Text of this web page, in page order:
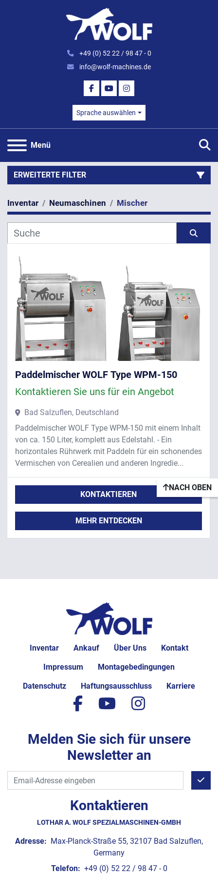
+49 (0) 52 22 / 98 47 - 0
info@wolf-machines.de
FACEBOOK
YOUTUBEINSTAGRAM
Sprache auswählen
Menü
ERWEITERTE FILTER
Kategorie
Hersteller
Modell
Jahr
ANWENDEN
Inventar Neumaschinen Mischer
Paddelmischer WOLF Type WPM-150
Kontaktieren Sie uns für ein Angebot
Bad Salzuflen, Deutschland
Paddelmischer WOLF Type WPM-150 mit einem Inhalt
von ca. 150 Liter, komplett aus Edelstahl. - Ein
horizontales Rührwerk mit Paddeln für ein schonendes
Vermischen von Cerealien und anderen Ingredie...
KONTAKTIEREN
MEHR ENTDECKEN
NACH OBEN
Inventar Ankauf Über Uns Kontakt
Impressum Montagebedingungen
Datenschutz Haftungsausschluss Karriere
Kontaktieren
LOTHAR A. WOLF SPEZIALMASCHINEN-GMBH
Adresse: Max-Planck-Straße 55, 32107 Bad Salzuflen,
Germany
Telefon: +49 (0) 52 22 / 98 47 - 0
facebook
youtubeinstagram
Melden Sie sich für unsere
Newsletter an